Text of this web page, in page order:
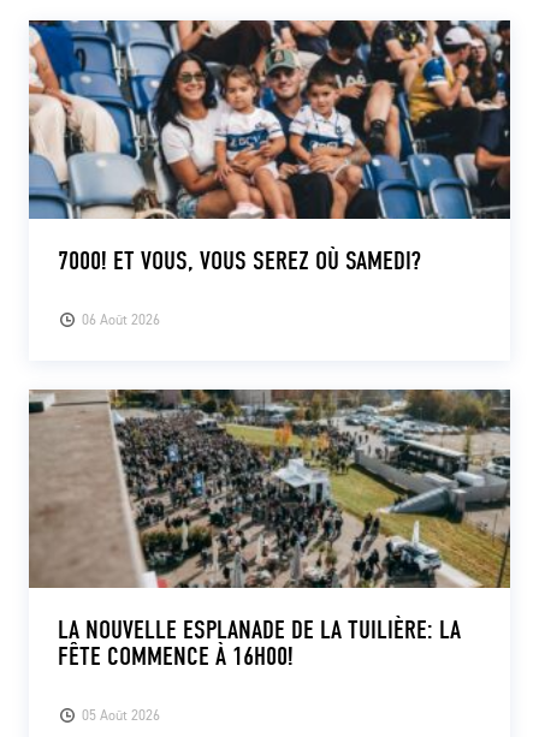
06 Août 2026
7000! ET VOUS, VOUS SEREZ OÙ SAMEDI?
05 Août 2026
LA NOUVELLE ESPLANADE DE LA TUILIÈRE: LA
FÊTE COMMENCE À 16H00!